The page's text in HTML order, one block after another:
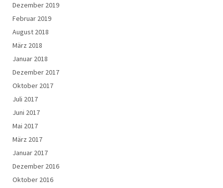
Dezember 2019
Februar 2019
August 2018
März 2018
Januar 2018
Dezember 2017
Oktober 2017
Juli 2017
Juni 2017
Mai 2017
März 2017
Januar 2017
Dezember 2016
Oktober 2016